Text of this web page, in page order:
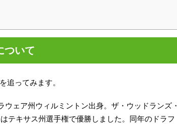
ついて
追ってみます。
ェア州ウィルミントン出身。ザ・ウッドランズ・
テキサス州選手権で優勝しました。同年のドラフ